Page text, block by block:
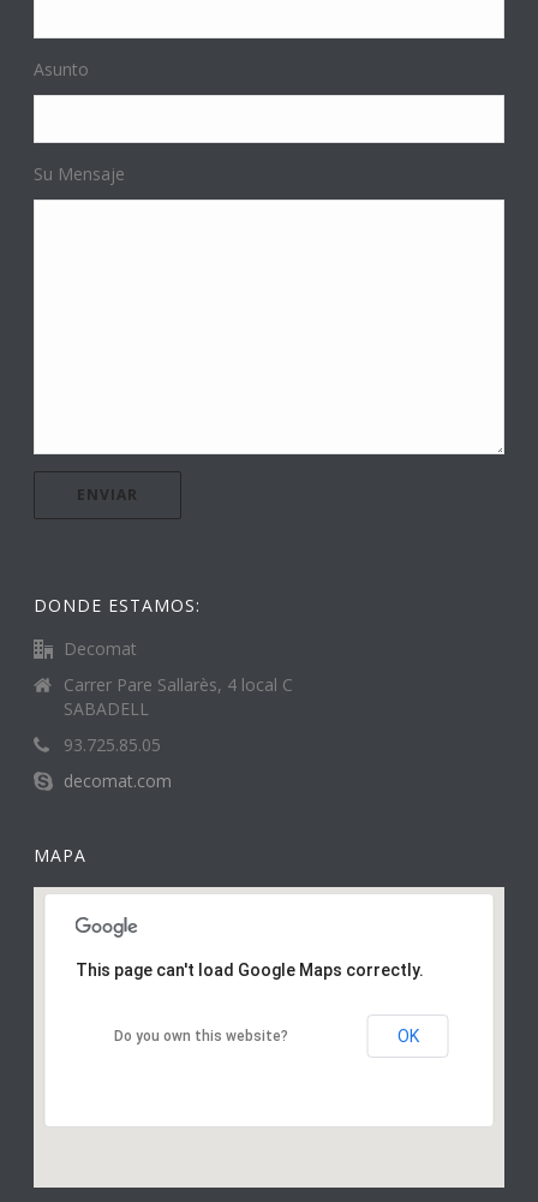
Asunto
Su Mensaje
DONDE ESTAMOS:
Decomat
Carrer Pare Sallarès, 4 local C
SABADELL
93.725.85.05
decomat.com
MAPA
This page can't load Google Maps correctly.
Do you own this website? OK